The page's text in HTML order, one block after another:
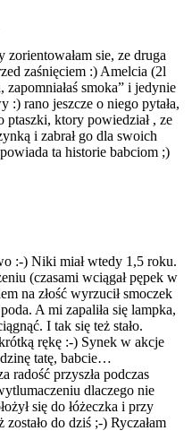
zorientowałam sie, ze druga
zaśnięciem :) Amelcia (2l
zapomniałaś smoka” i jedynie
:) rano jeszcze o niego pytała,
ptaszki, ktory powiedział , ze
i zabrał go dla swoich
ta historie babciom ;)
:-) Niki miał wtedy 1,5 roku.
(czasami wciągał pępek w
na złość wyrzucił smoczek
A mi zapaliła się lampka,
I tak się też stało.
rękę :-) Synek w akcje
tatę, babcie…
radość przyszła podczas
dlaczego nie
się do łóżeczka i przy
do dziś ;-) Ryczałam